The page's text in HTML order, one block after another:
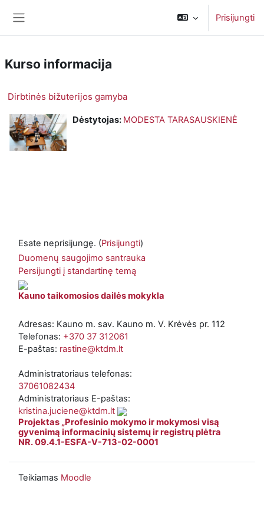
Prisijungti
Kurso informacija
Dirbtinės bižuterijos gamyba
Dėstytojas: MODESTA TARASAUSKIENĖ
Esate neprisijungę. (Prisijungti)
Duomenų saugojimo santrauka
Persijungti į standartinę temą
Kauno taikomosios dailės mokykla
Adresas: Kauno m. sav. Kauno m. V. Krėvės pr. 112
Telefonas: +370 37 312061
E-paštas: rastine@ktdm.lt
Administratoriaus telefonas:
37061082434
Administratoriaus E-paštas:
kristina.juciene@ktdm.lt
Projektas „Profesinio mokymo ir mokymosi visą
gyvenimą informacinių sistemų ir registrų plėtra
NR. 09.4.1-ESFA-V-713-02-0001
Teikiamas Moodle